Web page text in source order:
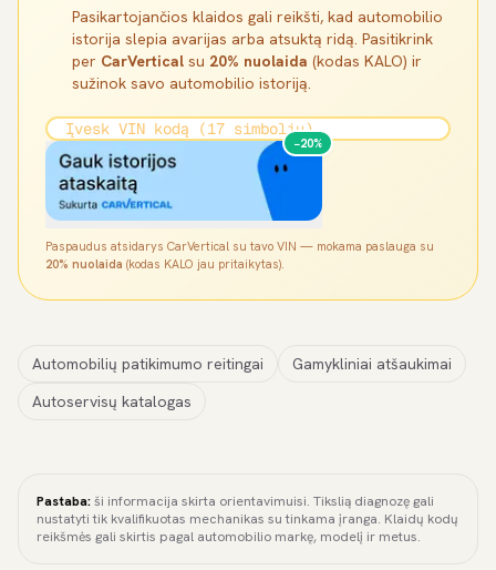
Pasikartojančios klaidos gali reikšti, kad automobilio
istorija slepia avarijas arba atsuktą ridą. Pasitikrink
per CarVertical su 20% nuolaida (kodas KALO) ir
sužinok savo automobilio istoriją.
−20%
Paspaudus atsidarys CarVertical su tavo VIN — mokama paslauga su
20% nuolaida (kodas KALO jau pritaikytas).
Automobilių patikimumo reitingai
Gamykliniai atšaukimai
Autoservisų katalogas
Pastaba:ši informacija skirta orientavimuisi. Tikslią diagnozę gali
nustatyti tik kvalifikuotas mechanikas su tinkama įranga. Klaidų kodų
reikšmės gali skirtis pagal automobilio markę, modelį ir metus.